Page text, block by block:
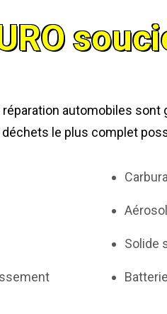
automobiles sont
le plus complet
Solide